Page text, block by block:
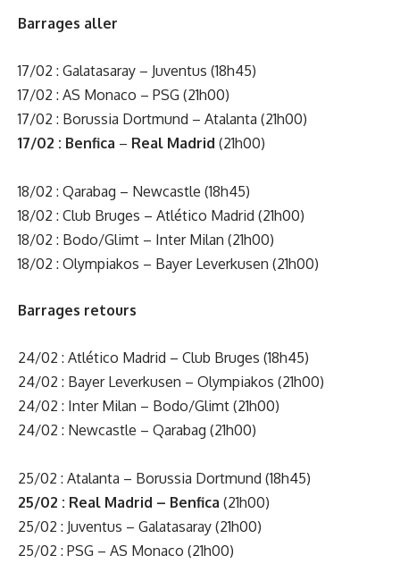
Barrages aller
17/02 : Galatasaray – Juventus (18h45)
17/02 : AS Monaco – PSG (21h00)
17/02 : Borussia Dortmund – Atalanta (21h00)
17/02 : Benfica – Real Madrid (21h00)
18/02 : Qarabag – Newcastle (18h45)
18/02 : Club Bruges – Atlético Madrid (21h00)
18/02 : Bodo/Glimt – Inter Milan (21h00)
18/02 : Olympiakos – Bayer Leverkusen (21h00)
Barrages retours
24/02 : Atlético Madrid – Club Bruges (18h45)
24/02 : Bayer Leverkusen – Olympiakos (21h00)
24/02 : Inter Milan – Bodo/Glimt (21h00)
24/02 : Newcastle – Qarabag (21h00)
25/02 : Atalanta – Borussia Dortmund (18h45)
25/02 : Real Madrid – Benfica (21h00)
25/02 : Juventus – Galatasaray (21h00)
25/02 : PSG – AS Monaco (21h00)